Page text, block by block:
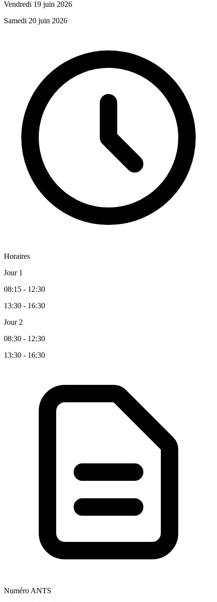
Vendredi 19 juin 2026
Samedi 20 juin 2026
Horaires
Jour 1
08:15 - 12:30
13:30 - 16:30
Jour 2
08:30 - 12:30
13:30 - 16:30
Numéro ANTS